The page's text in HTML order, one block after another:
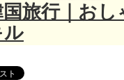
旅行｜お
ル